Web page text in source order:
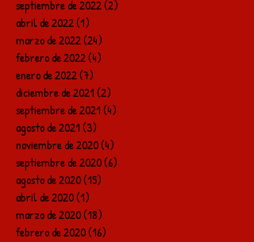
septiembre de 2022(2)
abril de 2022(1)
marzo de 2022(24)
febrero de 2022(4)
enero de 2022(7)
diciembre de 2021(2)
septiembre de 2021(4)
agosto de 2021(3)
noviembre de 2020(4)
septiembre de 2020(6)
agosto de 2020(15)
abril de 2020(1)
marzo de 2020(18)
febrero de 2020(16)